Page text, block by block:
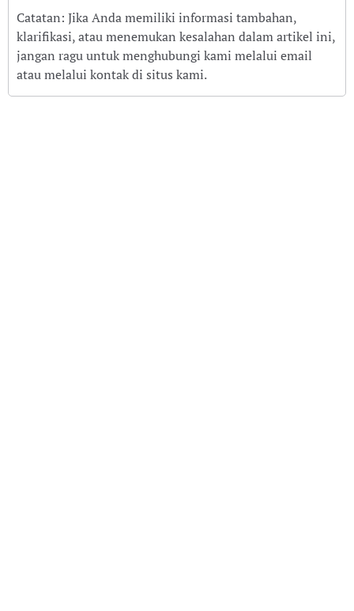
Catatan: Jika Anda memiliki informasi tambahan,
klarifikasi, atau menemukan kesalahan dalam artikel ini,
jangan ragu untuk menghubungi kami melalui email
atau melalui kontak di situs kami.